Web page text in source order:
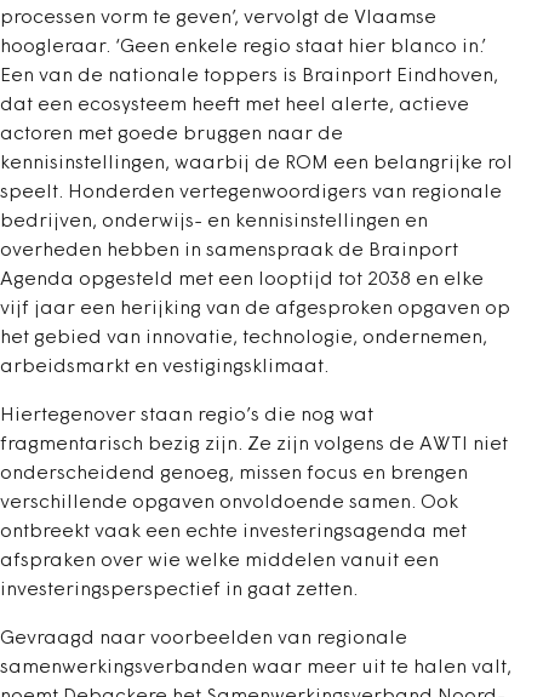
processen vorm te geven’, vervolgt de Vlaamse
hoogleraar. ‘Geen enkele regio staat hier blanco in.’
Een van de nationale toppers is Brainport Eindhoven,
dat een ecosysteem heeft met heel alerte, actieve
actoren met goede bruggen naar de
kennisinstellingen, waarbij de ROM een belangrijke rol
speelt. Honderden vertegenwoordigers van regionale
bedrijven, onderwijs- en kennisinstellingen en
overheden hebben in samenspraak de Brainport
Agenda opgesteld met een looptijd tot 2038 en elke
vijf jaar een herijking van de afgesproken opgaven op
het gebied van innovatie, technologie, ondernemen,
arbeidsmarkt en vestigingsklimaat.
Hiertegenover staan regio’s die nog wat
fragmentarisch bezig zijn. Ze zijn volgens de AWTI niet
onderscheidend genoeg, missen focus en brengen
verschillende opgaven onvoldoende samen. Ook
ontbreekt vaak een echte investeringsagenda met
afspraken over wie welke middelen vanuit een
investeringsperspectief in gaat zetten.
Gevraagd naar voorbeelden van regionale
samenwerkingsverbanden waar meer uit te halen valt,